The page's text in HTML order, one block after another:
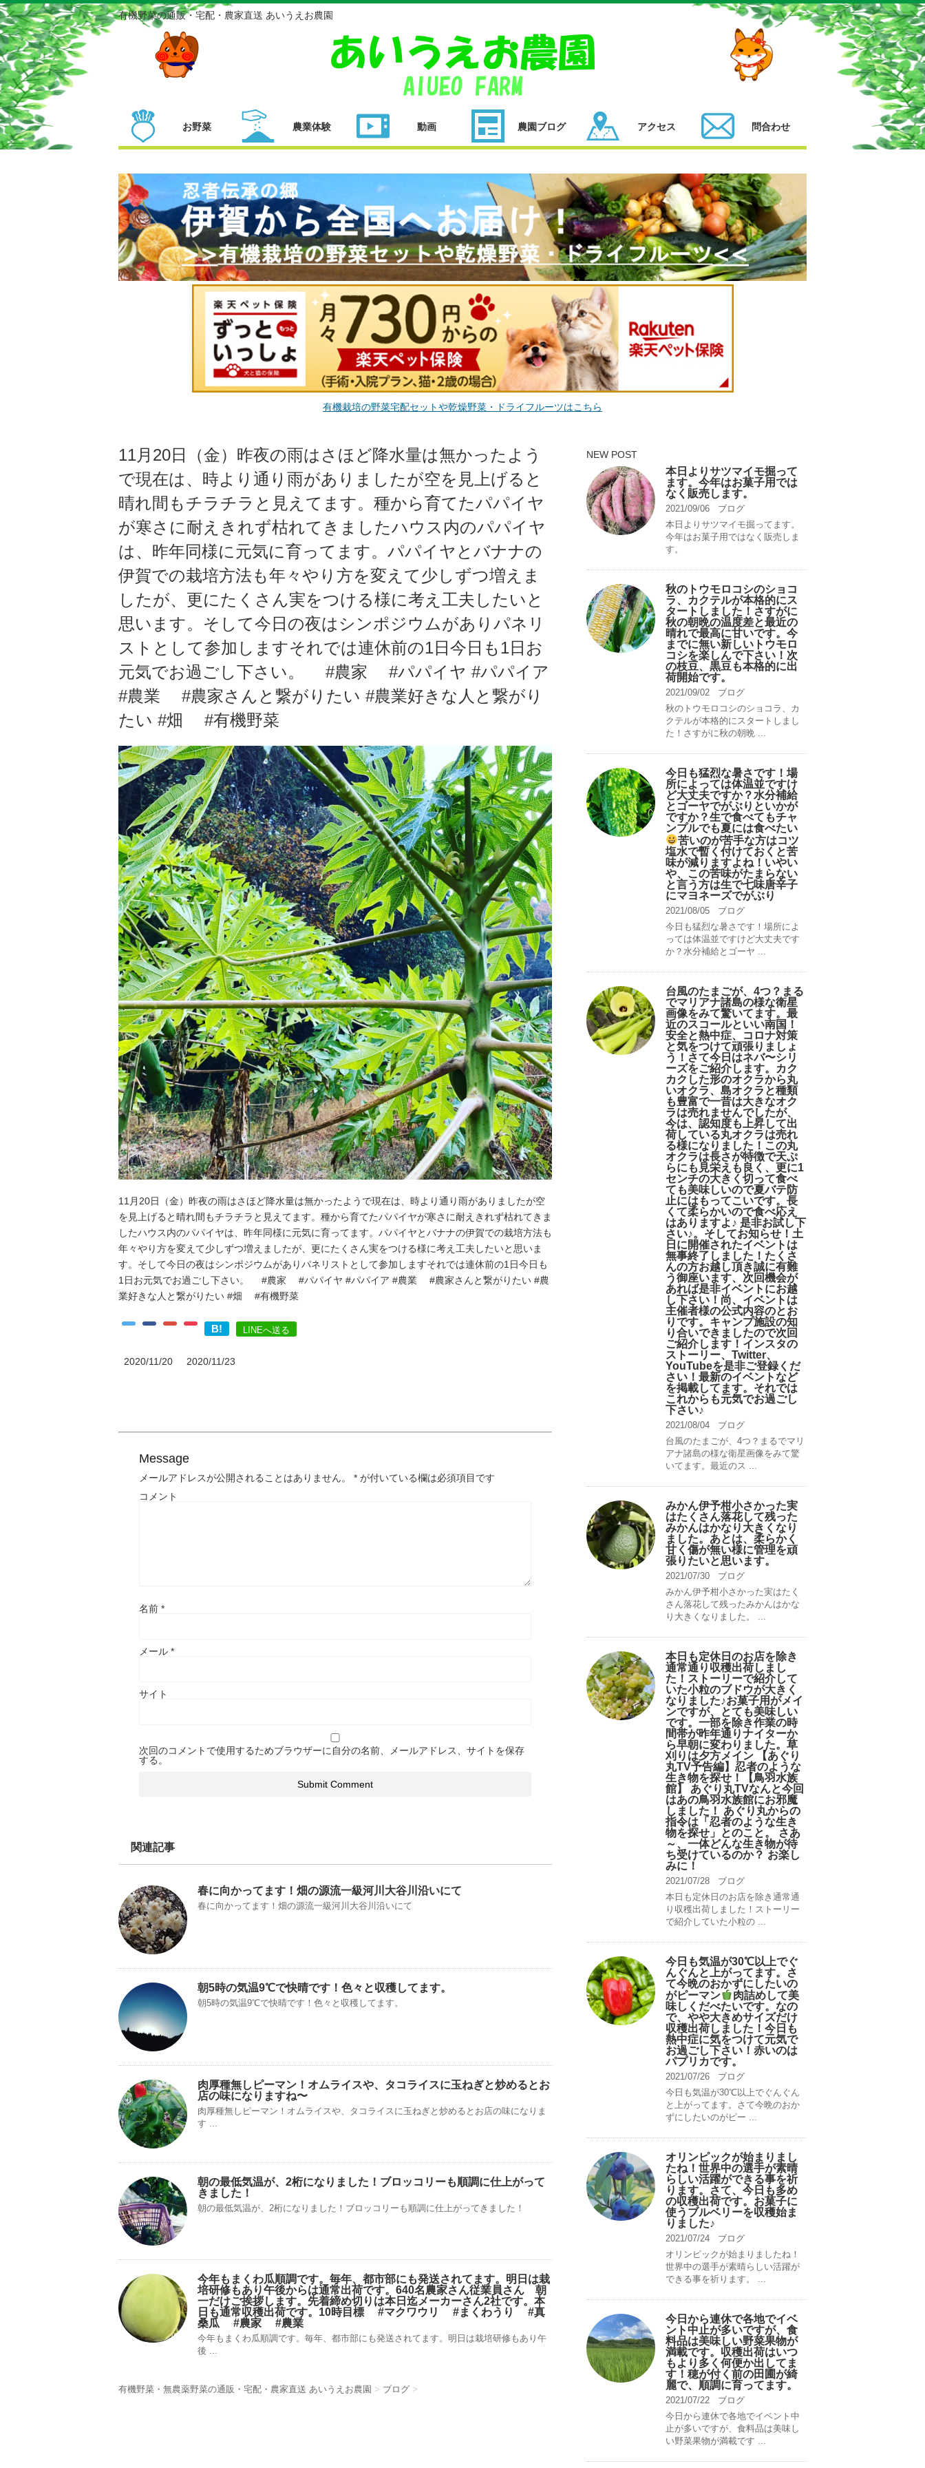
有機野菜の通販・宅配・農家直送 あいうえお農園
お野菜 農業体験 動画 農園ブログ アクセス 問合わせ
有機栽培の野菜宅配セットや乾燥野菜・ドライフルーツはこちら
11月20日（金）昨夜の雨はさほど降水量は無かったよう
で現在は、時より通り雨がありましたが空を見上げると
晴れ間もチラチラと見えてます。種から育てたパパイヤ
が寒さに耐えきれず枯れてきましたハウス内のパパイヤ
は、昨年同様に元気に育ってます。パパイヤとバナナの
伊賀での栽培方法も年々やり方を変えて少しずつ増えま
したが、更にたくさん実をつける様に考え工夫したいと
思います。そして今日の夜はシンポジウムがありパネリ
ストとして参加します‍それでは連休前の1日今日も1日お
元気でお過ごし下さい。 #農家 #パパイヤ #パパイア
#農業 #農家さんと繋がりたい #農業好きな人と繋がり
たい #畑 #有機野菜
11月20日（金）昨夜の雨はさほど降水量は無かったようで現在は、時より通り雨がありましたが空
を見上げると晴れ間もチラチラと見えてます。種から育てたパパイヤが寒さに耐えきれず枯れてきま
したハウス内のパパイヤは、昨年同様に元気に育ってます。パパイヤとバナナの伊賀での栽培方法も
年々やり方を変えて少しずつ増えましたが、更にたくさん実をつける様に考え工夫したいと思いま
す。そして今日の夜はシンポジウムがありパネリストとして参加します‍それでは連休前の1日今日も
1日お元気でお過ごし下さい。 #農家 #パパイヤ #パパイア #農業 #農家さんと繋がりたい #農
業好きな人と繋がりたい #畑 #有機野菜
B! LINEへ送る
2020/11/20 2020/11/23
Message
メールアドレスが公開されることはありません。 * が付いている欄は必須項目です
コメント
名前 *
メール *
サイト
次回のコメントで使用するためブラウザーに自分の名前、メールアドレス、サイトを保存
する。
関連記事
春に向かってます！畑の源流一級河川大谷川沿いにて
春に向かってます！畑の源流一級河川大谷川沿いにて
朝5時の気温9℃で快晴です！色々と収穫してます。
朝5時の気温9℃で快晴です！色々と収穫してます。
肉厚種無しピーマン！オムライスや、タコライスに玉ねぎと炒めるとお
店の味になりますね〜
肉厚種無しピーマン！オムライスや、タコライスに玉ねぎと炒めるとお店の味になりま
す ...
朝の最低気温が、2桁になりました！ブロッコリーも順調に仕上がって
きました！
朝の最低気温が、2桁になりました！ブロッコリーも順調に仕上がってきました！
今年もまくわ瓜順調です。毎年、都市部にも発送されてます。明日は栽
培研修もあり午後からは通常出荷です。640名農家さん️従業員さん 朝
一だけご挨拶します。先着締め切りは本日迄メーカーさん2社です。本
日も通常収穫出荷です。10時目標 #マクワウリ #まくわうり #真
桑瓜 #農家 #農業
今年もまくわ瓜順調です。毎年、都市部にも発送されてます。明日は栽培研修もあり午
後 ...
有機野菜・無農薬野菜の通販・宅配・農家直送 あいうえお農園 > ブログ >
NEW POST
本日よりサツマイモ掘って
ます。今年はお菓子用では
なく販売します。
2021/09/06
ブログ
本日よりサツマイモ掘ってます。
今年はお菓子用ではなく販売しま
す。
秋のトウモロコシのショコ
ラ、カクテルが本格的にス
タートしました！さすがに
秋の朝晩の温度差と最近の
晴れで最高に甘いです。今
までに無い新しいトウモロ
コシを楽しんで下さい！次
の枝豆、黒豆も本格的に出
荷開始です。
2021/09/02
ブログ
秋のトウモロコシのショコラ、カ
クテルが本格的にスタートしまし
た！さすがに秋の朝晩 ...
今日も猛烈な暑さです！場
所によっては体温並ですけ
ど大丈夫ですか？水分補給
とゴーヤでがぶりといかが
ですか？生で食べてもチャ
ンプルでも夏には食べたい
苦いのが苦手な方はコツ
塩水で暫く付けておくと苦
味が減りますよね！いやい
や、この苦味がたまらない
と言う方は生で七味唐辛子
にマヨネーズでがぶり
2021/08/05
ブログ
今日も猛烈な暑さです！場所によ
っては体温並ですけど大丈夫です
か？水分補給とゴーヤ ...
台風のたまごが、4つ？まる
でマリアナ諸島の様な衛星
画像をみて驚いてます。最
近のスコールといい南国！
安全と熱中症、コロナ対策
と気をつけて頑張りましょ
う！さて今日はネバ〜シリ
ーズをご紹介します。カク
カクした形のオクラから丸
いオクラ、島オクラと種類
も豊富で一昔は大きなオク
ラは売れませんでしたが、
今は、認知度も上昇して出
荷している丸オクラは売れ
る様になりました！この丸
オクラは長さが特徴で天ぷ
らにも見栄えも良く、更に1
センチの大きく切って食べ
ても美味しいので夏バテ防
止にはもってこいです。長
くて柔らかいので食べ応え
はありますよ♪ 是非お試し下
さい♪。そしてお知らせ！土
日に開催されたイベントは
無事終了しました！たくさ
んの方お越し頂き誠に有難
う御座います、次回機会が
あれば是非イベントにお越
し下さい！尚、イベントは
主催者様の公式内容のとお
りです。キャンプ️施設の知
り合いできましたので次回
ご紹介します！インスタの
ストーリー、Twitter、
YouTubeを是非ご登録くだ
さい！最新のイベントなど
を掲載してます。それでは
これからも元気でお過ごし
下さい♪
2021/08/04
ブログ
台風のたまごが、4つ？まるでマリ
アナ諸島の様な衛星画像をみて驚
いてます。最近のス ...
みかん伊予柑小さかった実
はたくさん落花して残った
みかんはかなり大きくなり
ました。あとは、柔らかく
甘く傷が無い様に管理を頑
張りたいと思います。
2021/07/30
ブログ
みかん伊予柑小さかった実はたく
さん落花して残ったみかんはかな
り大きくなりました。 ...
本日も定休日のお店を除き
通常通り収穫出荷しまし
た！ストーリーで紹介して
いた小粒のブドウが大きく
なりました♪お菓子用がメイ
ンですが、とても美味しい
です。一部を除き作業の時
間帯が昨年通りナイターか
ら早朝に変わりました。草
刈りは夕方メイン 【あぐり
丸TV予告編】忍者のような
生き物を探せ！【鳥羽水族
館】 あぐり丸TVなんと今回
はあの鳥羽水族館にお邪魔
しました！ あぐり丸からの
指令は「忍者のような生き
物を探せ」とのこと。 さあ
～、一体どんな生き物が待
ち受けているのか？ お楽し
みに！
2021/07/28
ブログ
本日も定休日のお店を除き通常通
り収穫出荷しました！ストーリー
で紹介していた小粒の ...
今日も気温が30℃以上でぐ
んぐんと上がってます。さ
て今晩のおかずにしたいの
がピーマン
肉詰めして美
味しくだべたいです。なの
で、やや大きめサイズだけ
収穫出荷しました！今日も
熱中症に気をつけて元気で
お過ごし下さい！赤いのは
パプリカです。
2021/07/26
ブログ
今日も気温が30℃以上でぐんぐん
と上がってます。さて今晩のおか
ずにしたいのがピー ...
オリンピックが始まりまし
たね！世界中の選手が素晴
らしい活躍ができる事を祈
ります。さて、今日も多め
の収穫出荷です。お菓子に
使うブルベリーを収穫始ま
りました♪
2021/07/24
ブログ
オリンピックが始まりましたね！
世界中の選手が素晴らしい活躍が
できる事を祈ります。 ...
今日から連休で各地でイベ
ント中止が多いですが、食
料品は美味しい野菜果物が
満載です。収穫出荷はいつ
もより多く何便か出してま
す！穂が付く前の田圃が綺
麗で、順調に育ってます。
2021/07/22
ブログ
今日から連休で各地でイベント中
止が多いですが、食料品は美味し
い野菜果物が満載です ...